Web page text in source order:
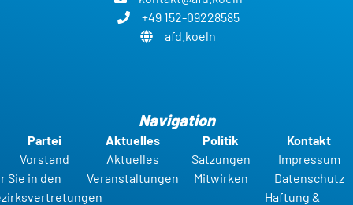
+49 152-09228585
afd.koeln
Navigation
Partei
Vorstand
Sie in den
Aktuelles
Aktuelles
Veranstaltungen
Politik
Satzungen
Mitwirken
Kontakt
Impressum
Datenschutz
Haftung &